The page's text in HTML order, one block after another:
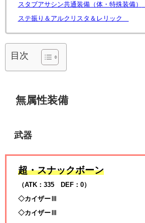
スタブアサシン共通装備（体・特殊装備）
ステ振り＆アルクリスタ＆レリック
目次
無属性装備
武器
超・スナックボーン
（ATK：335 DEF：0）
◇カイザーⅢ
◇カイザーⅢ